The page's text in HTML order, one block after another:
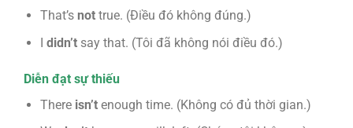
That’s nottrue. (Điều đó không đúng.)
I didn’tsay that. (Tôi đã không nói điều đó.)
Diễn đạt sự thiếu
There isn’tenough time. (Không có đủ thời gian.)